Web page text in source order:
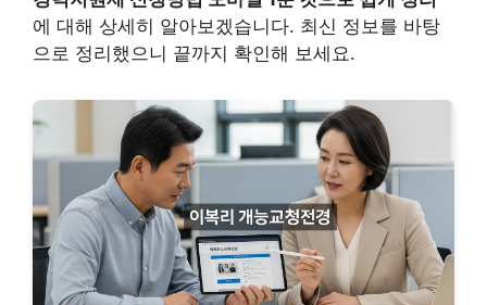
에 대해 상세히 알아보겠습니다. 최신 정보를 바탕
으로 정리했으니 끝까지 확인해 보세요.